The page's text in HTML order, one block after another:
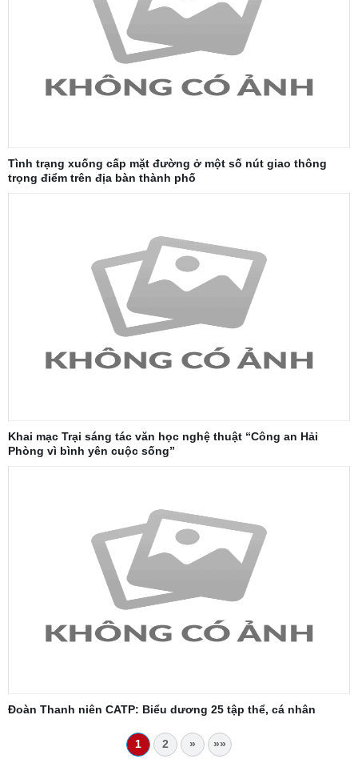
Tình trạng xuống cấp mặt đường ở một số nút giao thông
trọng điểm trên địa bàn thành phố
Khai mạc Trại sáng tác văn học nghệ thuật “Công an Hải
Phòng vì bình yên cuộc sống”
Đoàn Thanh niên CATP: Biểu dương 25 tập thể, cá nhân
1 2 » »»